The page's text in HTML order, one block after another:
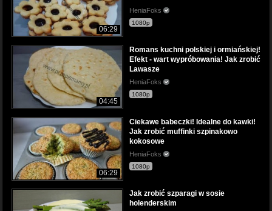
06:29
HeniaFoks
1080p
04:45
Romans kuchni polskiej i ormiańskiej!
Efekt - wart wypróbowania! Jak zrobić
Lawasze
HeniaFoks
1080p
06:29
Ciekawe babeczki! Idealne do kawki!
Jak zrobić muffinki szpinakowo
kokosowe
HeniaFoks
1080p
Jak zrobić szparagi w sosie
holenderskim